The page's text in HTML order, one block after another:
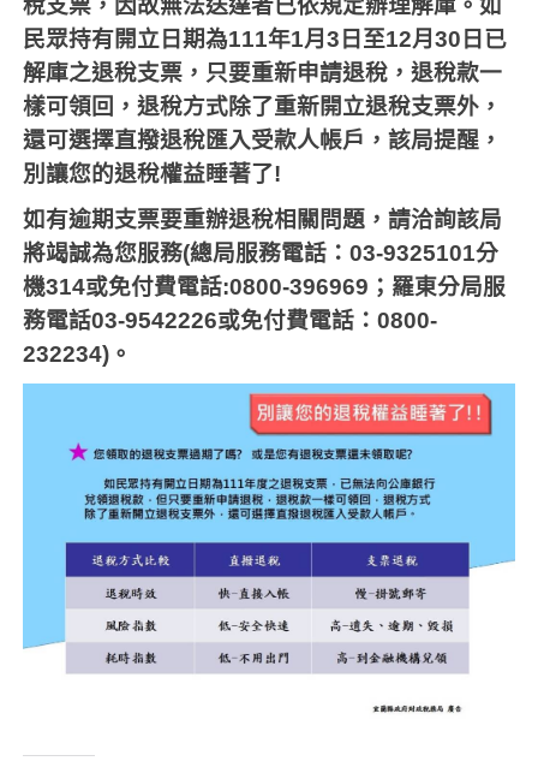
稅支票，因故無法送達者已依規定辦理解庫。如
民眾持有開立日期為111年1月3 日至12月30 日已
解庫之退稅支票，只要重新申請退稅，退稅款一
樣可領回，退稅方式除了重新開立退稅支票外，
還可選擇直撥退稅匯入受款人帳戶，該局提醒，
別讓您的退稅權益睡著了!
如有逾期支票要重辦退稅相關問題，請洽詢該局
將竭誠為您服務(總局服務電話：03-9325101分
機314或免付費電話:0800-396969 ；羅東分局服
務電話03-9542226或免付費電話：0800-
232234) 。